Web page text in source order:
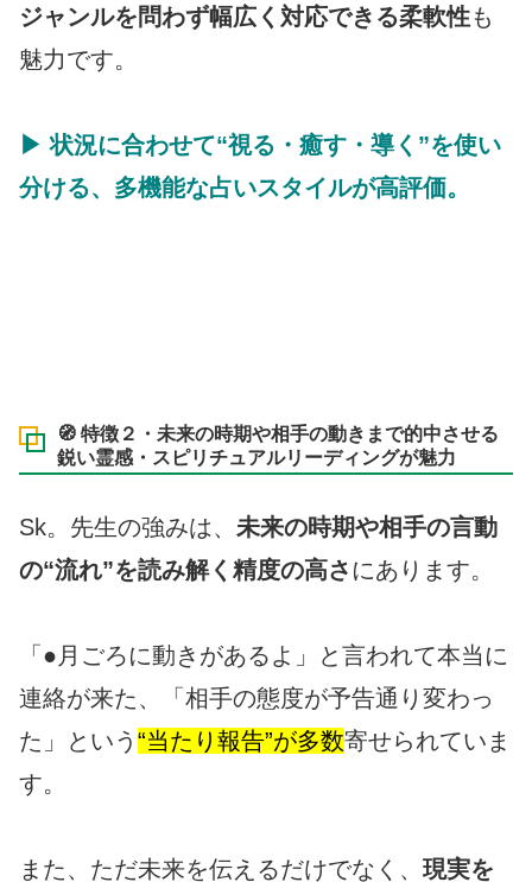
ジャンルを問わず幅広く対応できる柔軟性も
魅力です。
▶ 状況に合わせて“視る・癒す・導く”を使い
分ける、多機能な占いスタイルが高評価。
🧭 特徴２・未来の時期や相手の動きまで的中させる
鋭い霊感・スピリチュアルリーディングが魅力
Sk。先生の強みは、 未来の時期や相手の言動
の“流れ”を読み解く精度の高さ にあります。
「●月ごろに動きがあるよ」と言われて本当に
連絡が来た、「相手の態度が予告通り変わっ
た」という “当たり報告”が多数寄せられていま
す。
また、ただ未来を伝えるだけでなく、 現実を